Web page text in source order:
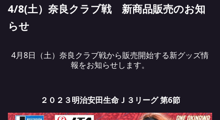
4/8(土）奈良クラブ戦 新商品販売のお知
らせ
4月8日（土）奈良クラブ戦から販売開始する新グッズ情
報をお知らせします。
２０２３明治安田生命Ｊ３リーグ 第6節